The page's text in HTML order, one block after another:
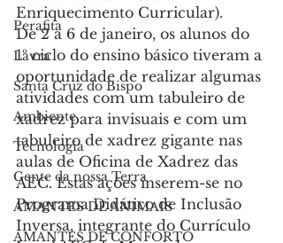
Perafita
Lavra
Santa Cruz do Bispo
Ambiente
Tecnologia
Gente da nossa Terra
AMANTES DE ANIMAIS
AMANTES DE CONFORTO
Enriquecimento Curricular).
De 2 a 6 de janeiro, os alunos do
1º ciclo do ensino básico tiveram a
oportunidade de realizar algumas
atividades com um tabuleiro de
xadrez para invisuais e com um
tabuleiro de xadrez gigante nas
aulas de Oficina de Xadrez das
AEC. Estas ações inserem-se no
Programa Didático de Inclusão
Inversa, integrante do Currículo